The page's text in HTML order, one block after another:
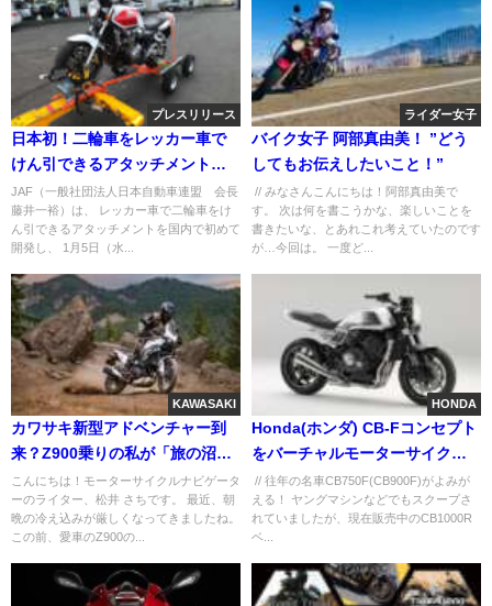
プレスリリース
日本初！二輪車をレッカー車で
けん引できるアタッチメントを
開発 バイクを搬送できるサー
ビスカーが約２.５倍に
JAF（一般社団法人日本自動車連盟 会長
藤井一裕）は、 レッカー車で二輪車をけ
ん引できるアタッチメントを国内で初めて
開発し、 1月5日（水...
ライダー女子
バイク女子 阿部真由美！ ”どう
してもお伝えしたいこと！”
// みなさんこんにちは！阿部真由美で
す。 次は何を書こうかな、楽しいことを
書きたいな、とあれこれ考えていたのです
が…今回は。 一度ど...
KAWASAKI
カワサキ新型アドベンチャー到
来？Z900乗りの私が「旅の沼」
に引きずり込まれそうな予感
こんにちは！モーターサイクルナビゲータ
ーのライター、松井 さちです。 最近、朝
晩の冷え込みが厳しくなってきましたね。
この前、愛車のZ900の...
HONDA
Honda(ホンダ) CB-Fコンセプト
をバーチャルモーターサイクル
ショーで正式公開！
CB750F&CB900Fの再来だ！
// 往年の名車CB750F(CB900F)がよみが
える！ ヤングマシンなどでもスクープさ
れていましたが、現在販売中のCB1000R
ベ...